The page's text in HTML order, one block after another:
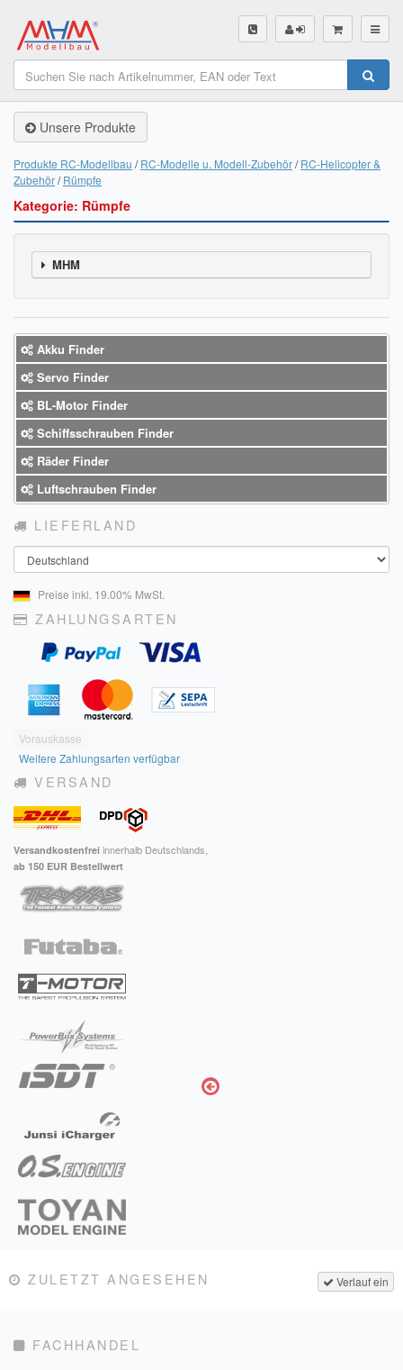
SHOP
Unsere Produkte
Servo Finder
BL-Motor Finder
Räder Finder
Luftschrauben Finder
Sendungsverfolgung DHL
Sendungsverfolgung DPD
Verfügbarkeitsanzeige
Zahlung und Versand
Widerrufsrecht
Widerrufsbelehrung für den Verkauf von Waren / Muster-
Widerrufsformular
Widerrufsbelehrung für digitale Waren / Muster-
Widerrufsformular
AGB und Kundeninformationen
Datenschutzerklärung
Hinweise zur Batterieentsorgung
Impressum
FAQ
ÜBER UNS
Was wir bieten
Unsere Philosophie
KONTAKT
MEIN KONTO
Unsere Produkte
Produkte RC-Modellbau RC-Modelle u. Modell-Zubehör RC-Helicopter &
Zubehör Rümpfe
Kategorie: Rümpfe
MHM
Akku Finder
Servo Finder
BL-Motor Finder
Schiffsschrauben Finder
Räder Finder
Luftschrauben Finder
LIEFERLAND
Land
Preise inkl. 19.00% MwSt.
ZAHLUNGSARTEN
Vorauskasse
Weitere Zahlungsarten verfügbar
VERSAND
Versandkostenfrei innerhalb Deutschlands,
ab 150 EUR Bestellwert
Verlauf ein
ZULETZT ANGESEHEN
FACHHANDEL